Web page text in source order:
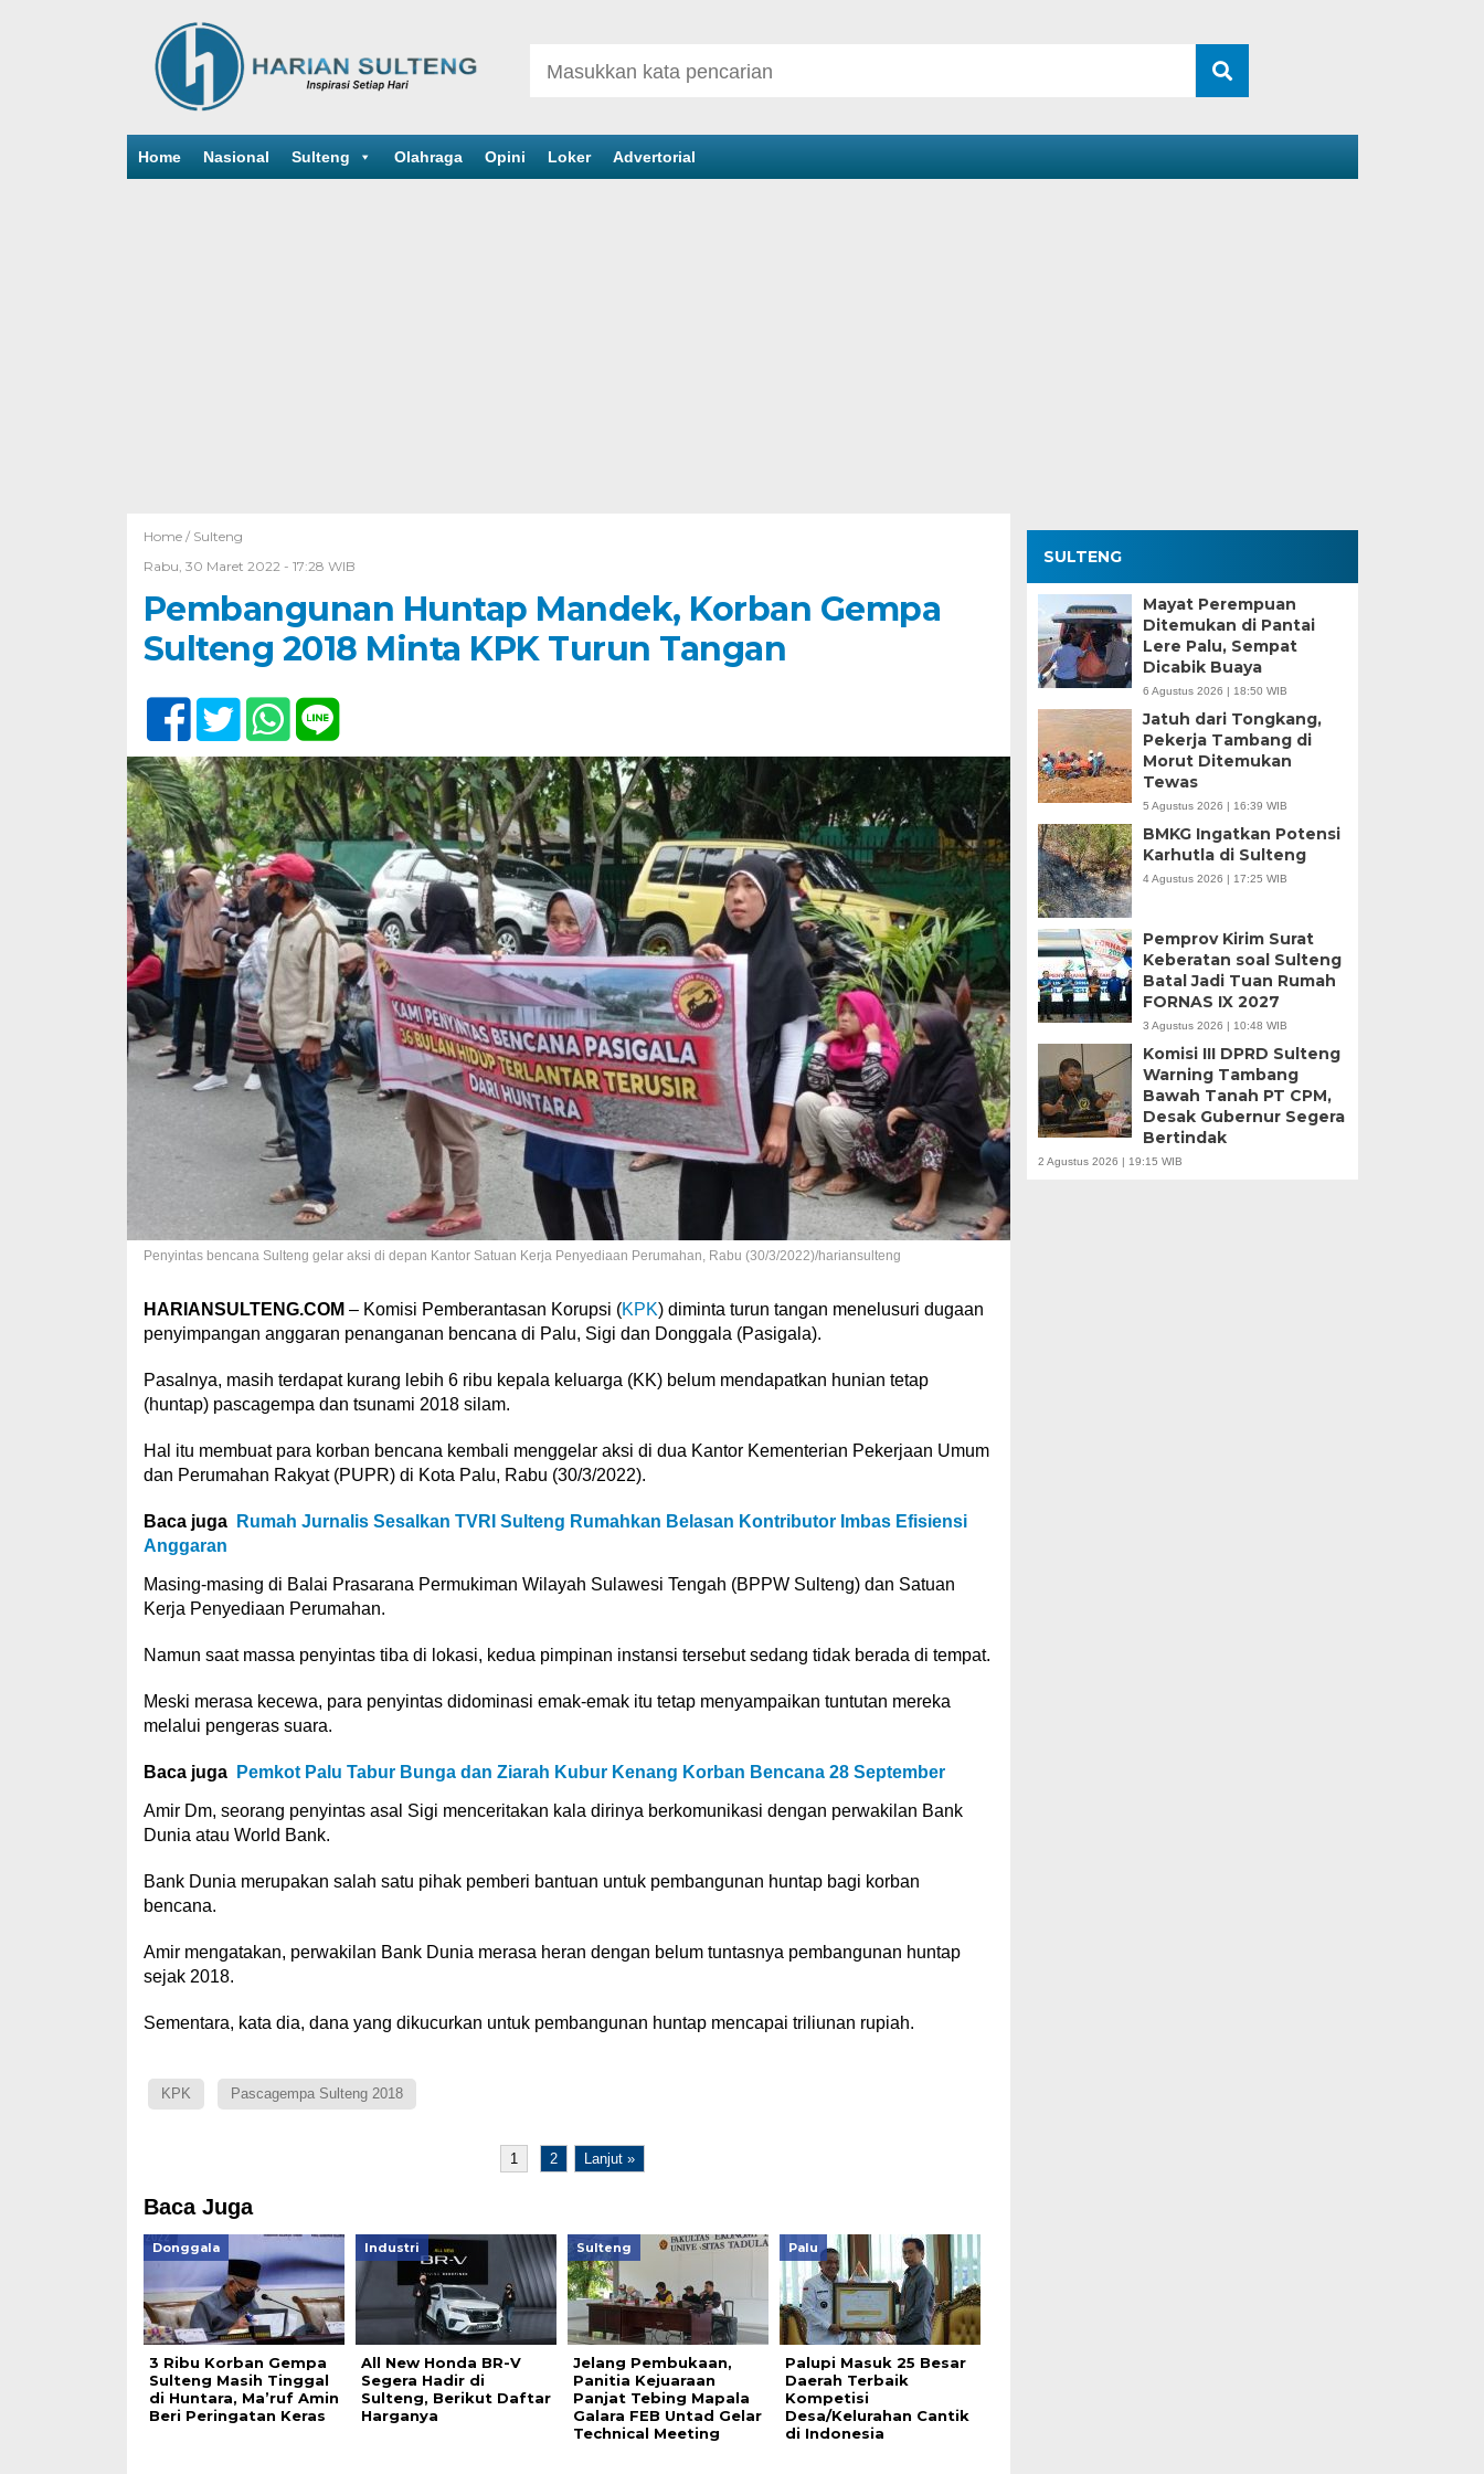
Home Nasional Sulteng Olahraga Opini Loker Advertorial
Home / Sulteng
Rabu, 30 Maret 2022 - 17:28 WIB
Pembangunan Huntap Mandek, Korban Gempa
Sulteng 2018 Minta KPK Turun Tangan
Penyintas bencana Sulteng gelar aksi di depan Kantor Satuan Kerja Penyediaan Perumahan, Rabu (30/3/2022)/hariansulteng
HARIANSULTENG.COM – Komisi Pemberantasan Korupsi (KPK) diminta turun tangan menelusuri dugaan
penyimpangan anggaran penanganan bencana di Palu, Sigi dan Donggala (Pasigala).
Pasalnya, masih terdapat kurang lebih 6 ribu kepala keluarga (KK) belum mendapatkan hunian tetap
(huntap) pascagempa dan tsunami 2018 silam.
Hal itu membuat para korban bencana kembali menggelar aksi di dua Kantor Kementerian Pekerjaan Umum
dan Perumahan Rakyat (PUPR) di Kota Palu, Rabu (30/3/2022).
Baca juga
Rumah Jurnalis Sesalkan TVRI Sulteng Rumahkan Belasan Kontributor Imbas Efisiensi
Anggaran
Masing-masing di Balai Prasarana Permukiman Wilayah Sulawesi Tengah (BPPW Sulteng) dan Satuan
Kerja Penyediaan Perumahan.
Namun saat massa penyintas tiba di lokasi, kedua pimpinan instansi tersebut sedang tidak berada di tempat.
Meski merasa kecewa, para penyintas didominasi emak-emak itu tetap menyampaikan tuntutan mereka
melalui pengeras suara.
Baca juga Pemkot Palu Tabur Bunga dan Ziarah Kubur Kenang Korban Bencana 28 September
Amir Dm, seorang penyintas asal Sigi menceritakan kala dirinya berkomunikasi dengan perwakilan Bank
Dunia atau World Bank.
Bank Dunia merupakan salah satu pihak pemberi bantuan untuk pembangunan huntap bagi korban
bencana.
Amir mengatakan, perwakilan Bank Dunia merasa heran dengan belum tuntasnya pembangunan huntap
sejak 2018.
Sementara, kata dia, dana yang dikucurkan untuk pembangunan huntap mencapai triliunan rupiah.
KPK Pascagempa Sulteng 2018
1 2 Lanjut »
Baca Juga
Donggala
3 Ribu Korban Gempa
Sulteng Masih Tinggal
di Huntara, Ma’ruf Amin
Beri Peringatan Keras
Industri
All New Honda BR-V
Segera Hadir di
Sulteng, Berikut Daftar
Harganya
Sulteng
Jelang Pembukaan,
Panitia Kejuaraan
Panjat Tebing Mapala
Galara FEB Untad Gelar
Technical Meeting
Palu
Palupi Masuk 25 Besar
Daerah Terbaik
Kompetisi
Desa/Kelurahan Cantik
di Indonesia
SULTENG
Mayat Perempuan
Ditemukan di Pantai
Lere Palu, Sempat
Dicabik Buaya
6 Agustus 2026 | 18:50 WIB
Jatuh dari Tongkang,
Pekerja Tambang di
Morut Ditemukan
Tewas
5 Agustus 2026 | 16:39 WIB
BMKG Ingatkan Potensi
Karhutla di Sulteng
4 Agustus 2026 | 17:25 WIB
Pemprov Kirim Surat
Keberatan soal Sulteng
Batal Jadi Tuan Rumah
FORNAS IX 2027
3 Agustus 2026 | 10:48 WIB
Komisi III DPRD Sulteng
Warning Tambang
Bawah Tanah PT CPM,
Desak Gubernur Segera
Bertindak
2 Agustus 2026 | 19:15 WIB